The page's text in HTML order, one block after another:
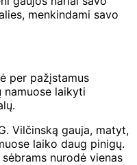
menkindami savo
per pažįstamus
laikyti
Vilčinską gauja, matyt,
laiko daug pinigų.
nurodė vienas